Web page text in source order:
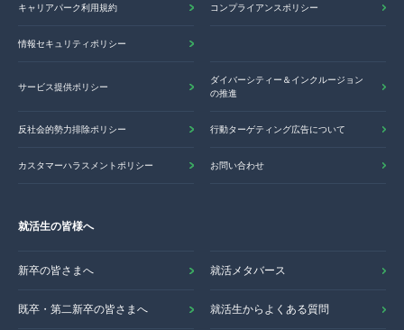
キャリアパーク利用規約 コンプライアンスポリシー
情報セキュリティポリシー
サービス提供ポリシー
ダイバーシティー＆インクルージョン
の推進
反社会的勢力排除ポリシー 行動ターゲティング広告について
カスタマーハラスメントポリシー お問い合わせ
就活生の皆様へ
新卒の皆さまへ 就活メタバース
既卒・第二新卒の皆さまへ 就活生からよくある質問